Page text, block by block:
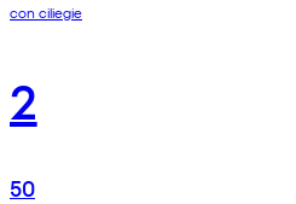
con ciliegie
2
50